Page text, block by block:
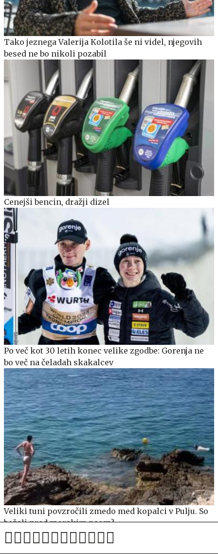
Tako jeznega Valerija Kolotila še ni videl, njegovih
besed ne bo nikoli pozabil
Cenejši bencin, dražji dizel
Po več kot 30 letih konec velike zgodbe: Gorenja ne
bo več na čeladah skakalcev
Veliki tuni povzročili zmedo med kopalci v Pulju. So
bežali pred morskim psom?